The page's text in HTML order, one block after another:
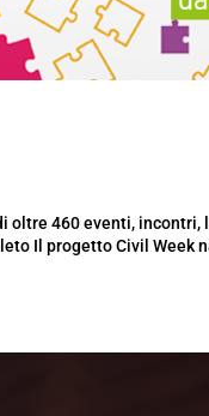
oltre 460 eventi,
Il progetto Civil Week